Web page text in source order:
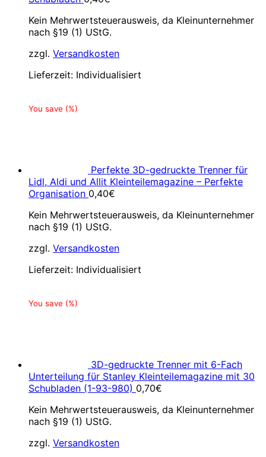
Kein Mehrwertsteuerausweis, da Kleinunternehmer
nach §19 (1) UStG.
zzgl. Versandkosten
Lieferzeit: Individualisiert
You save (%)
Perfekte 3D-gedruckte Trenner für
Lidl, Aldi und Allit Kleinteilemagazine – Perfekte
Organisation 0,40€
Kein Mehrwertsteuerausweis, da Kleinunternehmer
nach §19 (1) UStG.
zzgl. Versandkosten
Lieferzeit: Individualisiert
You save (%)
3D-gedruckte Trenner mit 6-Fach
Unterteilung für Stanley Kleinteilemagazine mit 30
Schubladen (1-93-980) 0,70€
Kein Mehrwertsteuerausweis, da Kleinunternehmer
nach §19 (1) UStG.
zzgl. Versandkosten